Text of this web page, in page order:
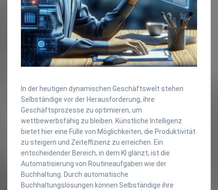
In der heutigen dynamischen Geschäftswelt stehen
Selbständige vor der Herausforderung, ihre
Geschäftsprozesse zu optimieren, um
wettbewerbsfähig zu bleiben. Künstliche Intelligenz
bietet hier eine Fülle von Möglichkeiten, die Produktivität
zu steigern und Zeiteffizienz zu erreichen. Ein
entscheidender Bereich, in dem KI glänzt, ist die
Automatisierung von Routineaufgaben wie der
Buchhaltung. Durch automatische
Buchhaltungslösungen können Selbständige ihre